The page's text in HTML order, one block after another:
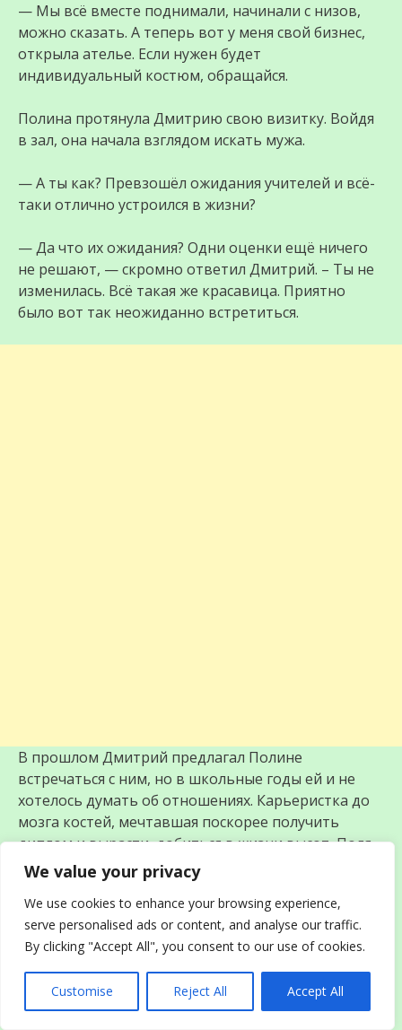
We value your privacy
We use cookies to enhance your browsing experience,
serve personalised ads or content, and analyse our traffic.
By clicking "Accept All", you consent to our use of cookies.
Customise Reject All Accept All
— Мы всё вместе поднимали, начинали с низов,
можно сказать. А теперь вот у меня свой бизнес,
открыла ателье. Если нужен будет
индивидуальный костюм, обращайся.
Полина протянула Дмитрию свою визитку. Войдя
в зал, она начала взглядом искать мужа.
— А ты как? Превзошёл ожидания учителей и всё-
таки отлично устроился в жизни?
— Да что их ожидания? Одни оценки ещё ничего
не решают, — скромно ответил Дмитрий. – Ты не
изменилась. Всё такая же красавица. Приятно
было вот так неожиданно встретиться.
В прошлом Дмитрий предлагал Полине
встречаться с ним, но в школьные годы ей и не
хотелось думать об отношениях. Карьеристка до
мозга костей, мечтавшая поскорее получить
диплом и вырасти, добиться в жизни высот, Поля
отказала, хоть Дима ей и нравился. А потом
поступила учиться в ВУЗ и с друзьями из прошлого
практически перестала общаться.
Увидев мужа, Полина извинилась, ещё раз
поблагодарила Дмитрия, что провёл её, и
поспешила к супругу.